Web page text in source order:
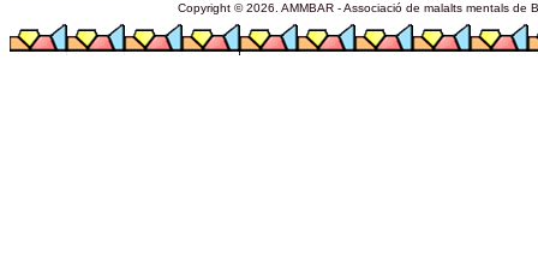
Copyright © 2026. AMMBAR - Associació de malalts mentals de